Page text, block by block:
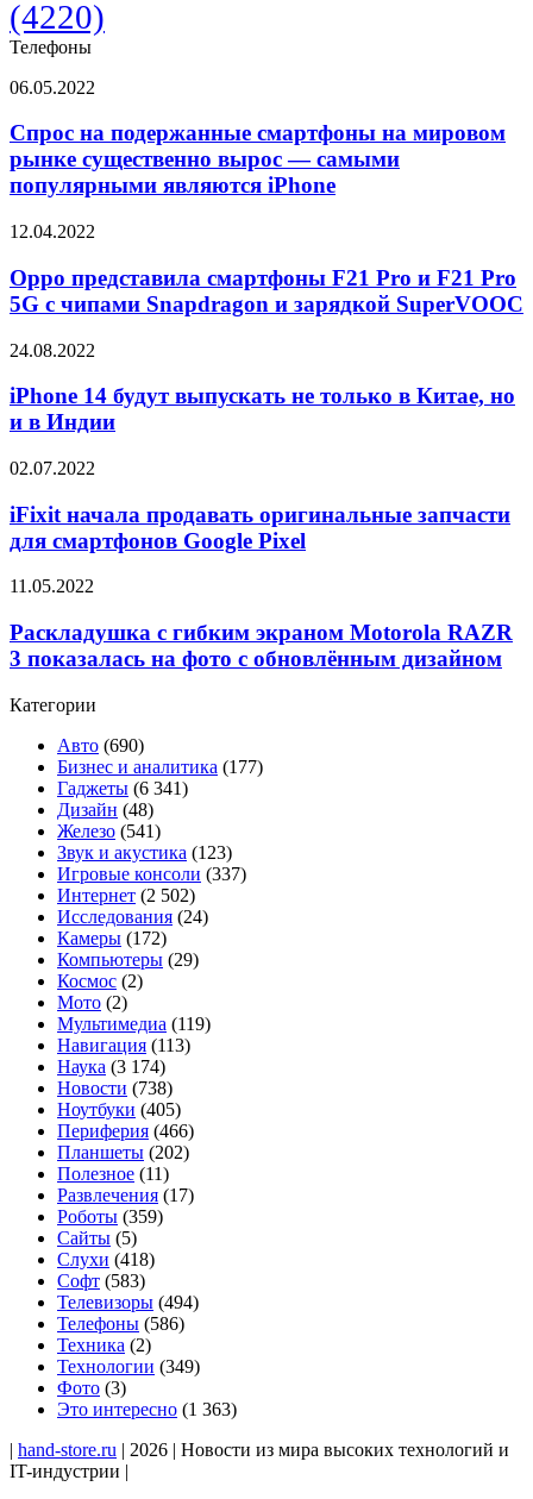
(4220)
Телефоны
Спрос
подержанные
смартфоны
на
мировом
существенно
самыми
популярными
iPhone
06.05.2022
Спрос на подержанные смартфоны на мировом
рынке существенно вырос — самыми
популярными являются iPhone
Oppo
смартфоны
F21
Pro
F21
5G
с
Snapdragon
зарядкой
SuperVOOC
12.04.2022
Oppo представила смартфоны F21 Pro и F21 Pro
5G с чипами Snapdragon и зарядкой SuperVOOC
iPhone
будут
выпускать
не
в
но
и
Индии
24.08.2022
iPhone 14 будут выпускать не только в Китае, но
и в Индии
iFixit
продавать
оригинальные
запчасти
смартфонов
Pixel
02.07.2022
iFixit начала продавать оригинальные запчасти
для смартфонов Google Pixel
Раскладушка
гибким
экраном
Motorola
3
показалась
фото
обновлённым
дизайном
11.05.2022
Раскладушка с гибким экраном Motorola RAZR
3 показалась на фото с обновлённым дизайном
Категории
Авто (690)
Бизнес и аналитика (177)
Гаджеты (6 341)
Дизайн (48)
Железо (541)
Звук и акустика (123)
Игровые консоли (337)
Интернет (2 502)
Исследования (24)
Камеры (172)
Компьютеры (29)
Космос (2)
Мото (2)
Мультимедиа (119)
Навигация (113)
Наука (3 174)
Новости (738)
Ноутбуки (405)
Периферия (466)
Планшеты (202)
Полезное (11)
Развлечения (17)
Роботы (359)
Сайты (5)
Слухи (418)
Софт (583)
Телевизоры (494)
Телефоны (586)
Техника (2)
Технологии (349)
Фото (3)
Это интересно (1 363)
| hand-store.ru | 2026 | Новости из мира высоких технологий и
IT-индустрии |